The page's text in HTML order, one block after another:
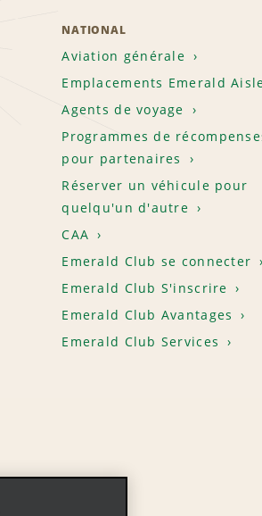
NATIONAL
Aviation générale
Emplacements Emerald
Agents de voyage
Programmes de
pour partenaires
Réserver un véhicule pour
quelqu'un d'autre
CAA
Emerald Club se connecter
Emerald Club S'inscrire
Emerald Club Avantages
Emerald Club Services